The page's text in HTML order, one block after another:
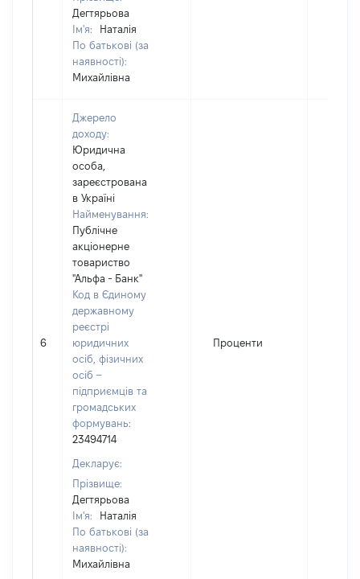
Дегтярьова
Ім'я:
Наталія
По батькові (за
наявності):
Михайлівна
6
Джерело
доходу:
Юридична
особа,
зареєстрована
в Україні
Найменування:
Публічне
акціонерне
товариство
"Альфа - Банк"
Код в Єдиному
державному
реєстрі
юридичних
осіб, фізичних
осіб –
підприємців та
громадських
формувань:
23494714
Декларує:
Прізвище:
Дегтярьова
Ім'я:
Наталія
По батькові (за
наявності):
Михайлівна
Проценти